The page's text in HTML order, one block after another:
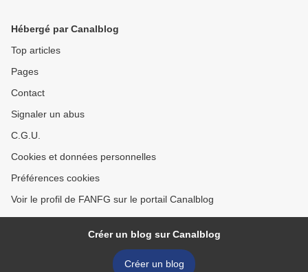
Hébergé par Canalblog
Top articles
Pages
Contact
Signaler un abus
C.G.U.
Cookies et données personnelles
Préférences cookies
Voir le profil de FANFG sur le portail Canalblog
Créer un blog sur Canalblog
Créer un blog